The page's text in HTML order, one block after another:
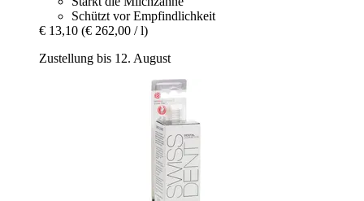
Schützt vor Empfindlichkeit
€ 13,10 (€ 262,00 / l)
Zustellung bis 12. August